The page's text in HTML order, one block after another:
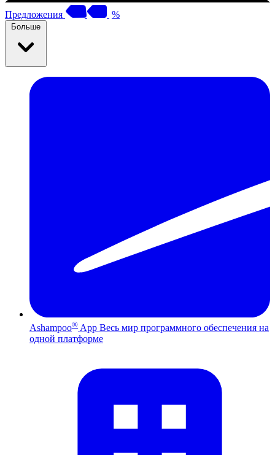
Предложения %
Больше
Ashampoo® App Весь мир программного обеспечения на
одной платформе